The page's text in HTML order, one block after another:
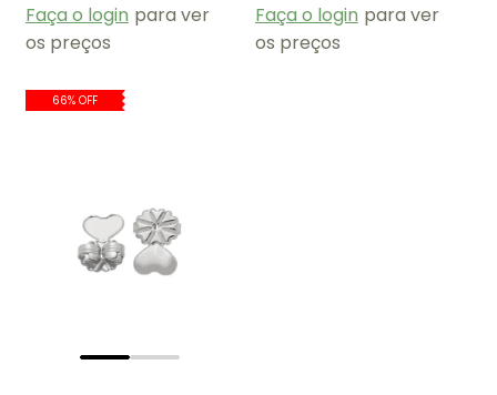
Faça o login para ver
os preços
Faça o login para ver
os preços
66% OFF